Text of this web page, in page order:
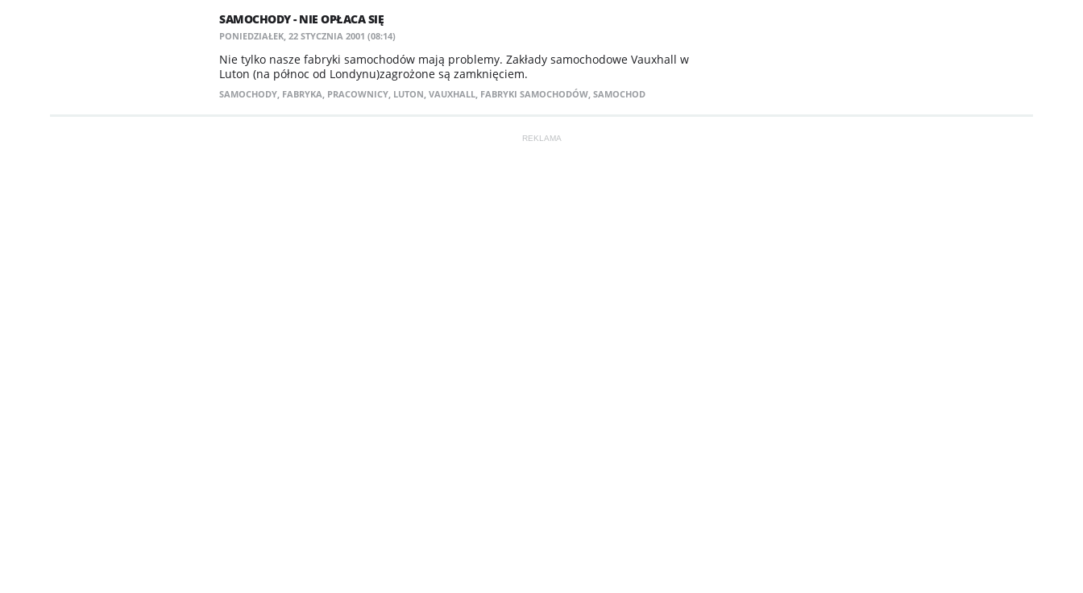
SAMOCHODY - NIE OPŁACA SIĘ
PONIEDZIAŁEK, 22 STYCZNIA 2001 (08:14)
Nie tylko nasze fabryki samochodów mają problemy. Zakłady samochodowe Vauxhall w
Luton (na północ od Londynu)zagrożone są zamknięciem.
SAMOCHODY, FABRYKA, PRACOWNICY, LUTON, VAUXHALL, FABRYKI SAMOCHODÓW, SAMOCHOD
REKLAMA